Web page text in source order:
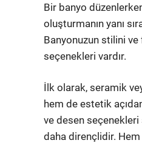
Bir banyo
oluşturmanın yanı
Banyonuzun stilini
seçenekleri vardır.
İlk olarak, seramik
hem de estetik
ve desen seçenekleri
daha dirençlidir.